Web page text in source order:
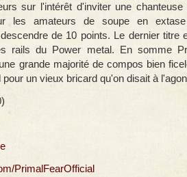
sur l'intérêt d'inviter une
les amateurs de soupe en
de 10 points. Le dernier titre
rails du Power metal. En somme
grande majorité de compos bien
pour un vieux bricard qu'on disait à
PrimalFearOfficial